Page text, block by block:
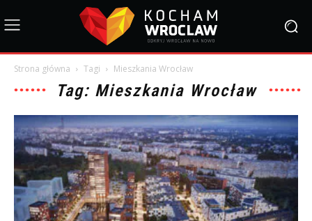
Strona główna Tagi Mieszkania Wrocław
Tag: Mieszkania Wrocław